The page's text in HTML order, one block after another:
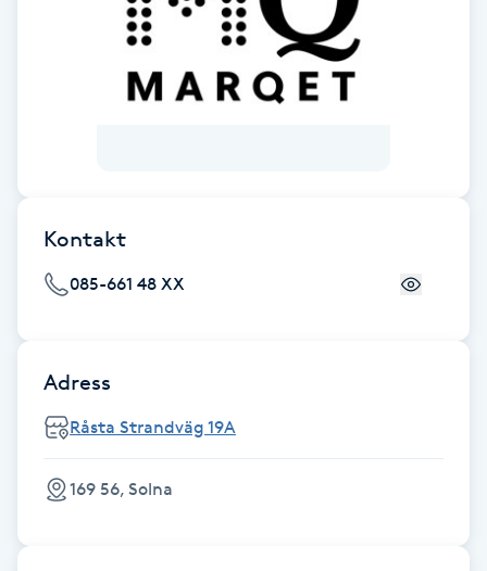
Extensions borttagning
Eyeliner-tatuering
Face framing
Faceliftmassage
Fettreducering
Fibromassage
Fillers
Fotmassage
Kontakt
085-661 48 XX
Adress
Råsta Strandväg 19A
169 56, Solna